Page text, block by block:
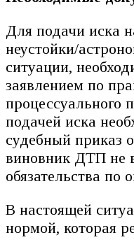
Для подачи иска
неустойки/
ситуации,
заявлением по
процессуального
подачей иска
судебный приказ
виновник ДТП не
обязательства по
В настоящей
нормой, которая